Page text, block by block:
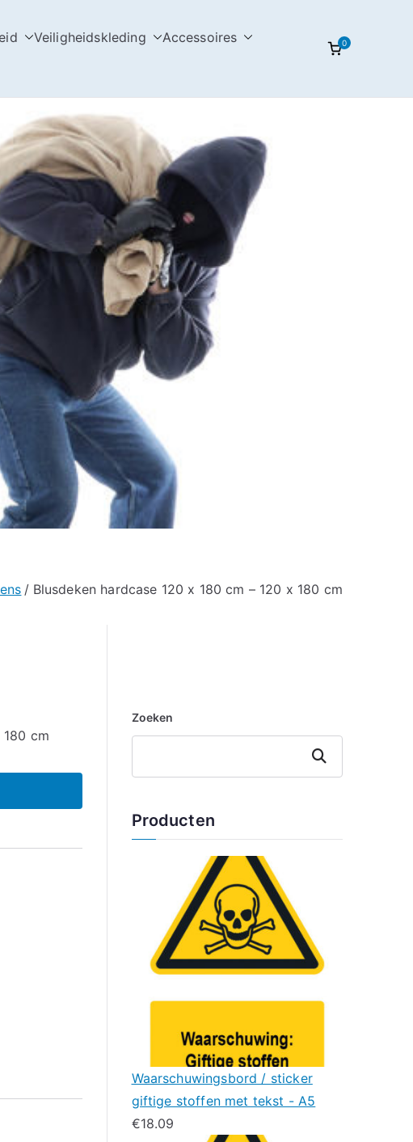
Veiligheidskleding
Accessoires
0
Blusdeken hardcase 120 x 180 cm – 120 x 180 cm
cm
Zoeken
Zoeken
Producten
Waarschuwingsbord / sticker
giftige stoffen met tekst - A5
€18.09